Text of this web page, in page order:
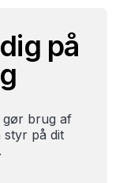
på
gør brug af
på dit